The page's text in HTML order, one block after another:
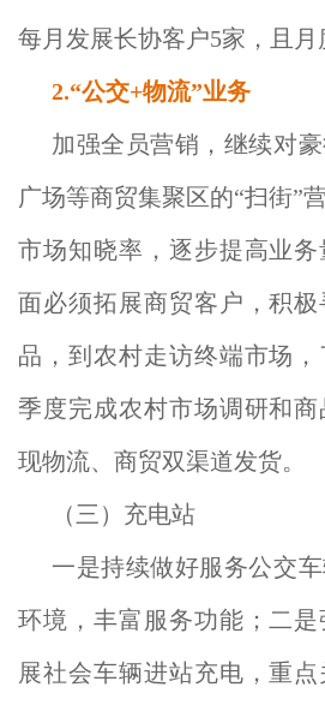
每月发展长协客户5家，且月
2.“公交+物流”业务
加强全员营销，继续对
广场等商贸集聚区的“扫街”
市场知晓率，逐步提高业
面必须拓展商贸客户，积
品，到农村走访终端市场
季度完成农村市场调研和
现物流、商贸双渠道发货。
（三）充电站
一是持续做好服务公交
环境，丰富服务功能；二
展社会车辆进站充电，重